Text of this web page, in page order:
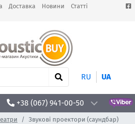
Доставка Новини
Статті
RU UA
+38 (067) 941-00-50
Звукові проектори (саундбар)